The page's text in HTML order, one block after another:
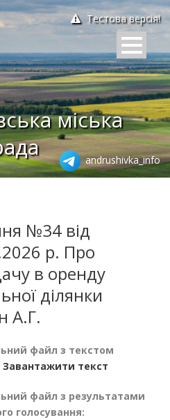
Тестова версія!
міська
andrushivka_info
№34 від
р. Про
в оренду
ділянки
А.Г.
файл з текстом
Завантажити текст
файл з результатами
голосування: